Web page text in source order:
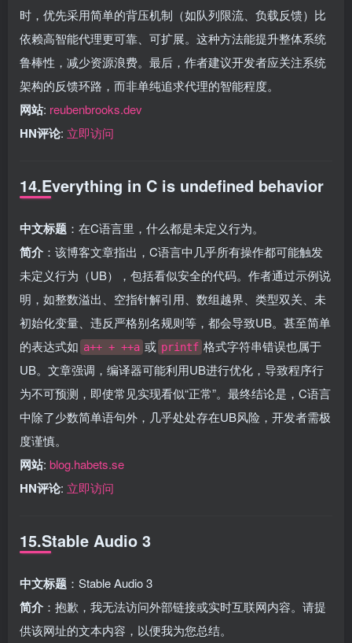
时，优先采用简单的背压机制（如队列限流、负载反馈）比
依赖高智能代理更可靠、可扩展。这种方法能提升整体系统
鲁棒性，减少资源浪费。最后，作者建议开发者应关注系统
架构的反馈环路，而非单纯追求代理的智能程度。
网站: reubenbrooks.dev
HN评论: 立即访问
14.Everything in C is undefined behavior
中文标题 ：在C语言里，什么都是未定义行为。
简介 ：该博客文章指出，C语言中几乎所有操作都可能触发
未定义行为（UB），包括看似安全的代码。作者通过示例说
明，如整数溢出、空指针解引用、数组越界、类型双关、未
初始化变量、违反严格别名规则等，都会导致UB。甚至简单
的表达式如 a++ + ++a 或 printf 格式字符串错误也属于
UB。文章强调，编译器可能利用UB进行优化，导致程序行
为不可预测，即使常见实现看似“正常”。最终结论是，C语言
中除了少数简单语句外，几乎处处存在UB风险，开发者需极
度谨慎。
网站: blog.habets.se
HN评论: 立即访问
15.Stable Audio 3
中文标题 ：Stable Audio 3
简介 ：抱歉，我无法访问外部链接或实时互联网内容。请提
供该网址的文本内容，以便我为您总结。